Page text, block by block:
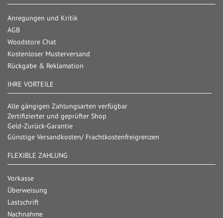
Anregungen und Kritik
AGB
Woodstore Chat
Kostenloser Musterversand
Rückgabe & Reklamation
IHRE VORTEILE
Alle gängigen Zahlungsarten verfügbar
Zertifizierter und geprüfter Shop
Geld-Zurück-Garantie
Günstige Versandkosten/ Frachtkostenfreigrenzen
FLEXIBLE ZAHLUNG
Vorkasse
Überweisung
Lastschrift
Nachnahme